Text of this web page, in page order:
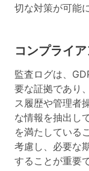
切な対策が可能
コンプライ
監査ログは、
要な証拠であり
ス履歴や管理者
な情報を抽出し
を満たしている
考慮し、必要な
することが重要で